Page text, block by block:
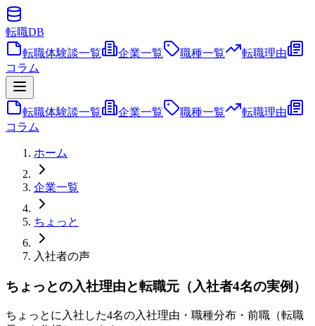
転職DB
転職体験談一覧
企業一覧 職種一覧
転職理由
コラム
転職体験談一覧 企業一覧 職種一覧
転職理由
コラム
ホーム
企業一覧
ちょっと
入社者の声
ちょっとの入社理由と転職元（入社者4名の実例）
ちょっとに入社した4名の入社理由・職種分布・前職（転職